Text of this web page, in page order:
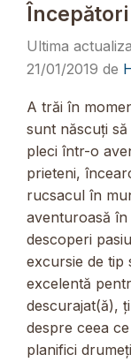
Începători
21/01/2019 de
A trăi în
sunt născuți
pleci într-o
prieteni,
rucsacul în
aventuroasă
descoperi
excursie de tip
excelentă
descurajat(ă),
despre ceea
planifici